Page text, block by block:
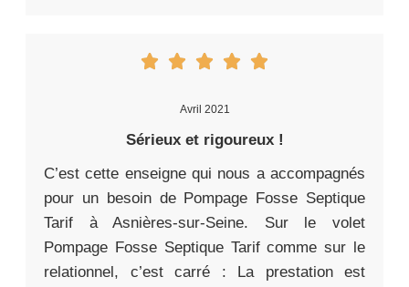
Avril 2021
Sérieux et rigoureux !
C’est cette enseigne qui nous a accompagnés
pour un besoin de Pompage Fosse Septique
Tarif à Asnières-sur-Seine. Sur le volet
Pompage Fosse Septique Tarif comme sur le
relationnel, c’est carré : La prestation est